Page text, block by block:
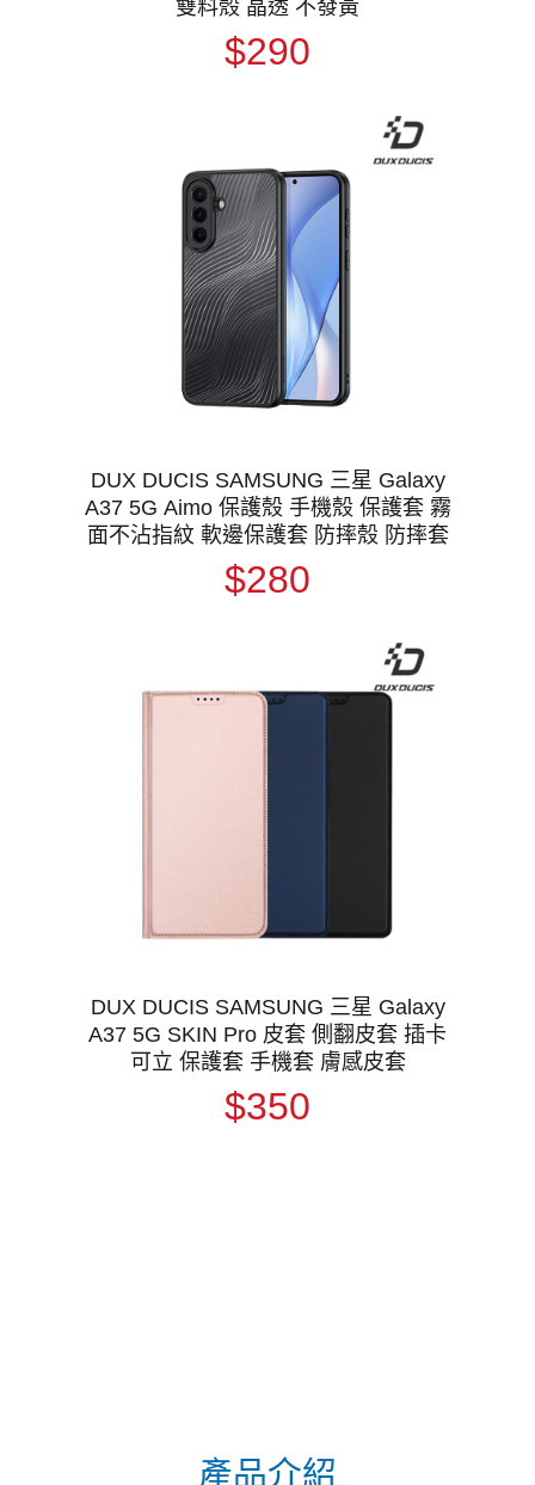
產品介紹
雙料殼 晶透 不發黃
$290
DUX DUCIS SAMSUNG 三星 Galaxy
A37 5G Aimo 保護殼 手機殼 保護套 霧
面不沾指紋 軟邊保護套 防摔殼 防摔套
$280
DUX DUCIS SAMSUNG 三星 Galaxy
A37 5G SKIN Pro 皮套 側翻皮套 插卡
可立 保護套 手機套 膚感皮套
$350